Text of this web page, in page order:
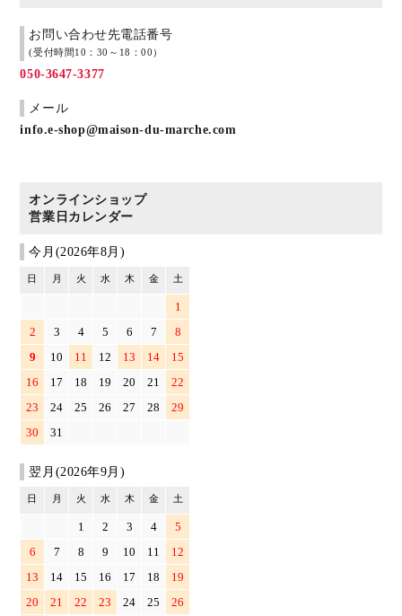
お問い合わせ先電話番号
(受付時間10：30～18：00）
050-3647-3377
メール
info.e-shop@maison-du-marche.com
オンラインショップ
営業日カレンダー
今月(2026年8月)
日 月 火 水 木 金 土
1
2
3 4 5 6 7
8
9
10 11 12 13 14
15
16
17 18 19 20 21
22
23
24 25 26 27 28
29
30
31
翌月(2026年9月)
日 月 火 水 木 金 土
1 2 3 4
5
6
7 8 9 10 11
12
13
14 15 16 17 18
19
20
21 22 23 24 25
26